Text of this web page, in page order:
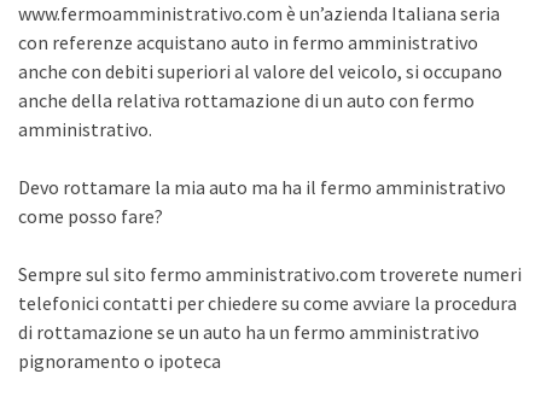
www.fermoamministrativo.com è un’azienda Italiana seria
con referenze acquistano auto in fermo amministrativo
anche con debiti superiori al valore del veicolo, si occupano
anche della relativa rottamazione di un auto con fermo
amministrativo.
Devo rottamare la mia auto ma ha il fermo amministrativo
come posso fare?
Sempre sul sito fermo amministrativo.com troverete numeri
telefonici contatti per chiedere su come avviare la procedura
di rottamazione se un auto ha un fermo amministrativo
pignoramento o ipoteca